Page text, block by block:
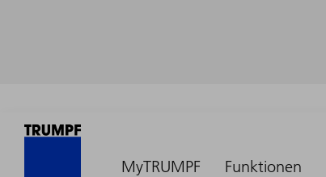
MyTRUMPF Funktionen